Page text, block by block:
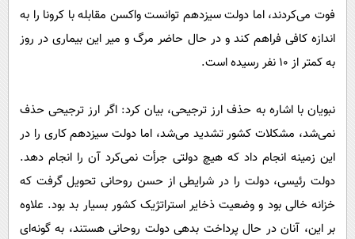
فوت می‌کردند، اما دولت سیزدهم توانست واکسن مقابله با کرونا را به
اندازه کافی فراهم کند و در حال حاضر مرگ و میر این بیماری در روز
به کمتر از ۱۰ نفر رسیده است.
نبویان با اشاره به حذف ارز ترجیحی، بیان کرد: اگر ارز ترجیحی حذف
نمی‌شد، مشکلات کشور تشدید می‌شد، اما دولت سیزدهم کاری را در
این زمینه انجام داد که هیچ دولتی جرأت نمی‌کرد آن را انجام دهد.
دولت رئیسی، دولت را در شرایطی از حسن روحانی تحویل گرفت که
خزانه خالی بود و وضعیت ذخایر استراتژیک کشور بسیار بد بود. علاوه
بر این، آنان در حال پرداخت بدهی دولت روحانی هستند، به گونه‌ای